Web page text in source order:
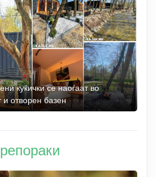
куќички се наоѓаат во
отворен базен